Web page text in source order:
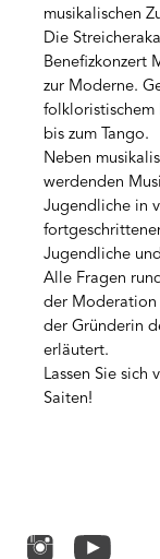
musikalischen
Die
Benefizkonzert
zur Moderne.
folkloristischem
bis zum Tango.
Neben
werdenden
Jugendliche in
Jugendliche
Alle Fragen
der Moderation
der Gründerin
erläutert.
Lassen Sie sich
Saiten!